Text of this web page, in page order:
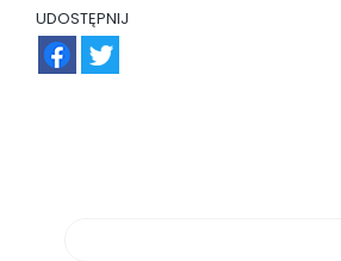
UDOSTĘPNIJ